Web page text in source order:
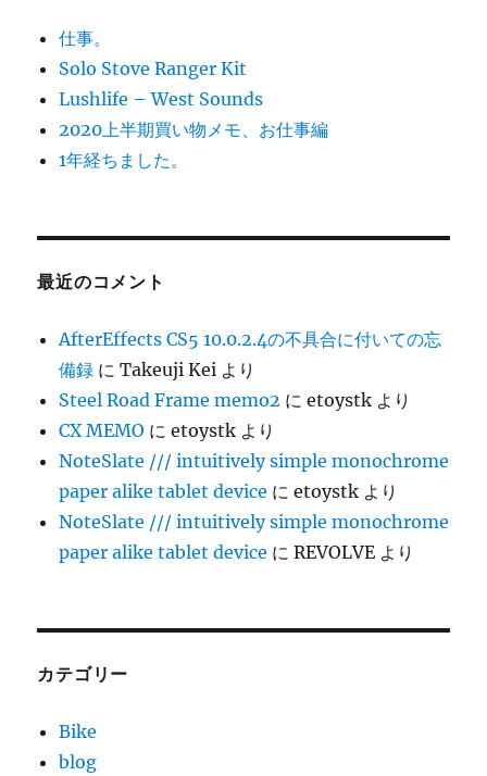
仕事。
Solo Stove Ranger Kit
Lushlife – West Sounds
2020上半期買い物メモ、お仕事編
1年経ちました。
最近のコメント
AfterEffects CS5 10.0.2.4の不具合に付いての忘
備録 にTakeuji Kei より
Steel Road Frame memo2 にetoystk より
CX MEMO にetoystk より
NoteSlate /// intuitively simple monochrome
paper alike tablet device にetoystk より
NoteSlate /// intuitively simple monochrome
paper alike tablet device にREVOLVE より
カテゴリー
Bike
blog